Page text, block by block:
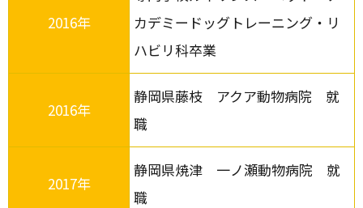
2016年
カデミードッグトレーニング・リ
ハビリ科卒業
2016年
静岡県藤枝 アクア動物病院 就
職
2017年
静岡県焼津 一ノ瀬動物病院 就
職